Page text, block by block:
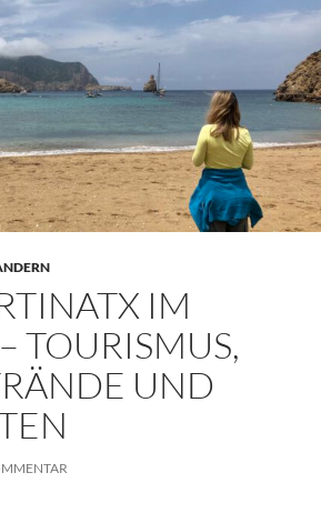
IM
TOURISMUS,
UND